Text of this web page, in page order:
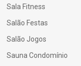
Sala Fitness
Salão Festas
Salão Jogos
Sauna Condomínio